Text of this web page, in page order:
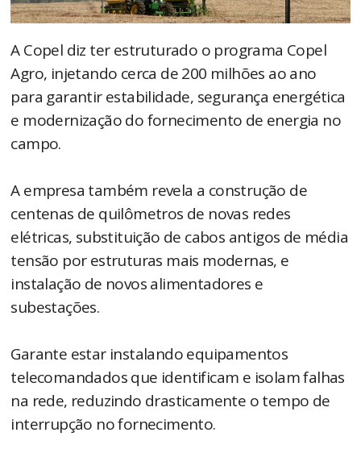
A Copel diz ter estruturado o programa Copel
Agro, injetando cerca de 200 milhões ao ano
para garantir estabilidade, segurança energética
e modernização do fornecimento de energia no
campo.
A empresa também revela a construção de
centenas de quilômetros de novas redes
elétricas, substituição de cabos antigos de média
tensão por estruturas mais modernas, e
instalação de novos alimentadores e
subestações.
Garante estar instalando equipamentos
telecomandados que identificam e isolam falhas
na rede, reduzindo drasticamente o tempo de
interrupção no fornecimento.